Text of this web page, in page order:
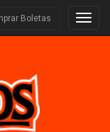
Boletas